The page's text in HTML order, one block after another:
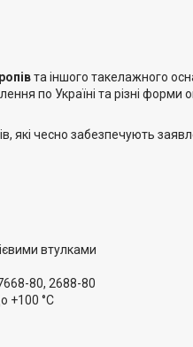
та іншого такелажного
по Україні та різні
які чесно забезпечують
втулками
80, 2688-80
+100 °С